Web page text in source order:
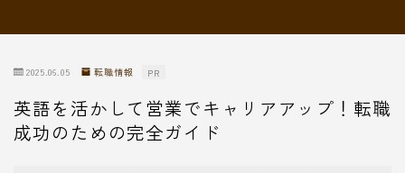
2025.06.05 転職情報 PR
英語を活かして営業でキャリアアップ！転職
成功のための完全ガイド